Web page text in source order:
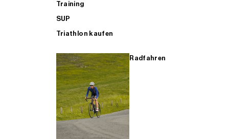
Training
SUP
Triathlon kaufen
Radfahren